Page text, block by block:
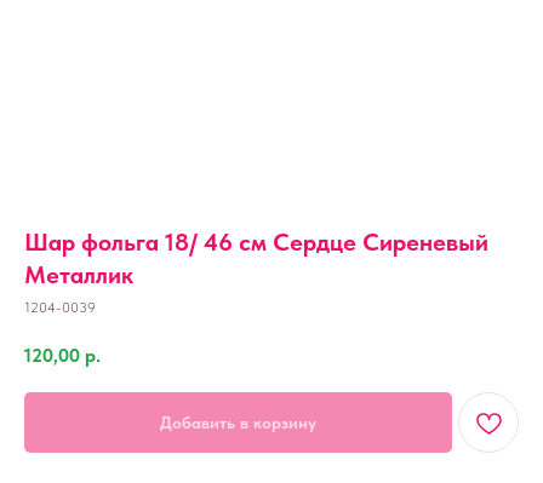
Шар фольга 18/ 46 см Сердце Сиреневый
Металлик
1204-0039
120,00 р.
Добавить в корзину